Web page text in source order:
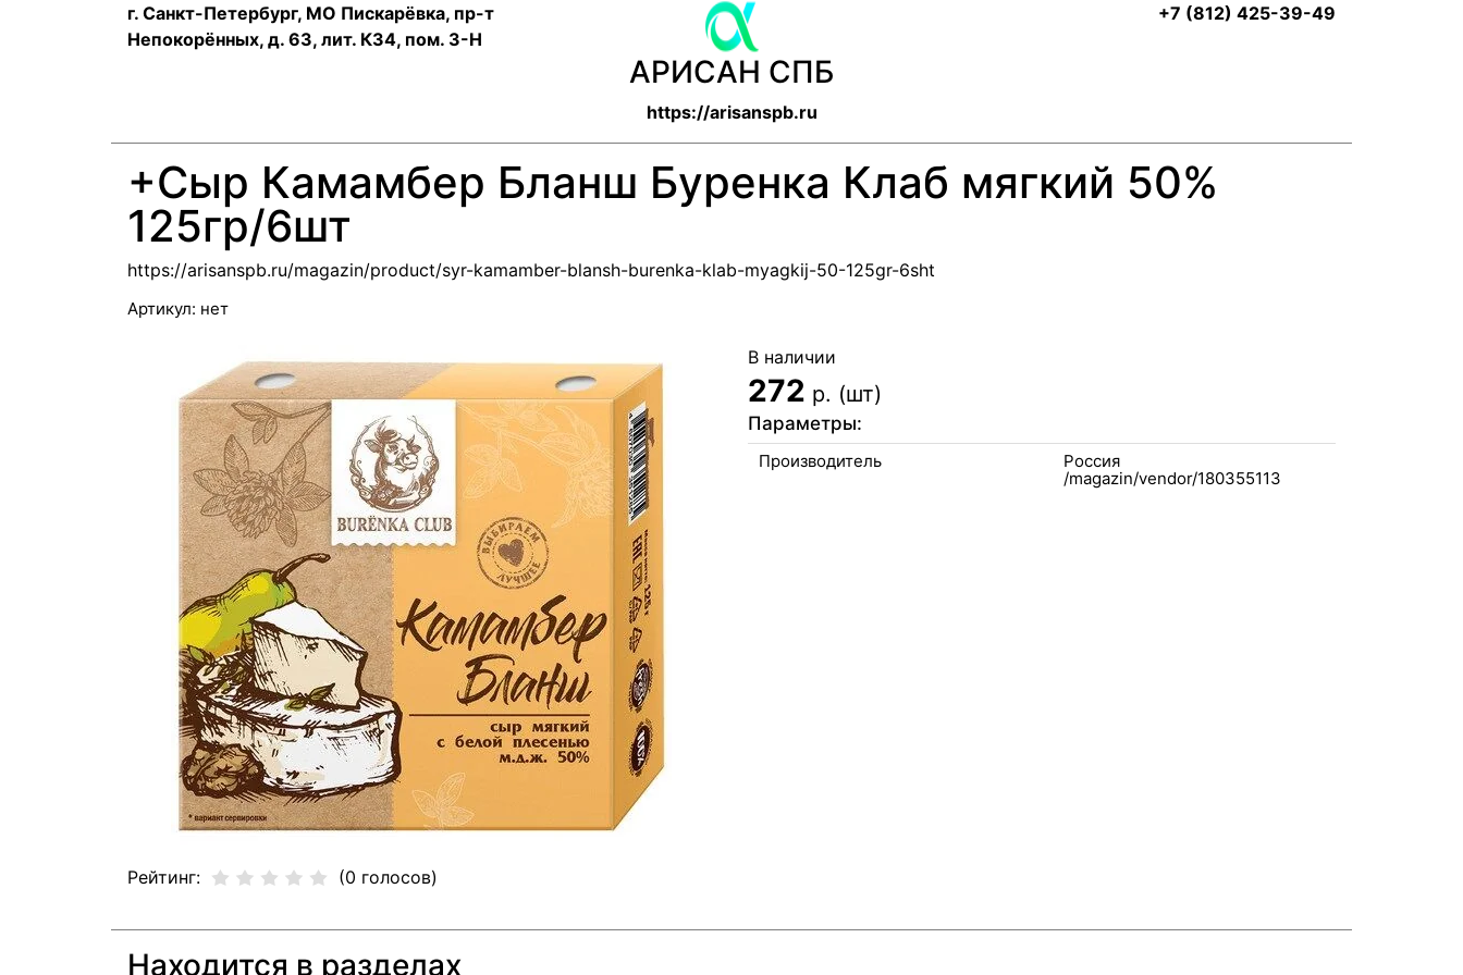
г. Санкт-Петербург, МО Пискарёвка, пр-т
Непокорённых, д. 63, лит. К34, пом. 3-Н
АРИСАН СПБ
https://arisanspb.ru
+7 (812) 425-39-49
+Сыр Камамбер Бланш Буренка Клаб мягкий 50%
125гр/6шт
https://arisanspb.ru/magazin/product/syr-kamamber-blansh-burenka-klab-myagkij-50-125gr-6sht
Артикул: нет
Рейтинг: (0 голосов)
В наличии
272 р. (шт)
Параметры:
Производитель Россия
Находится в разделах